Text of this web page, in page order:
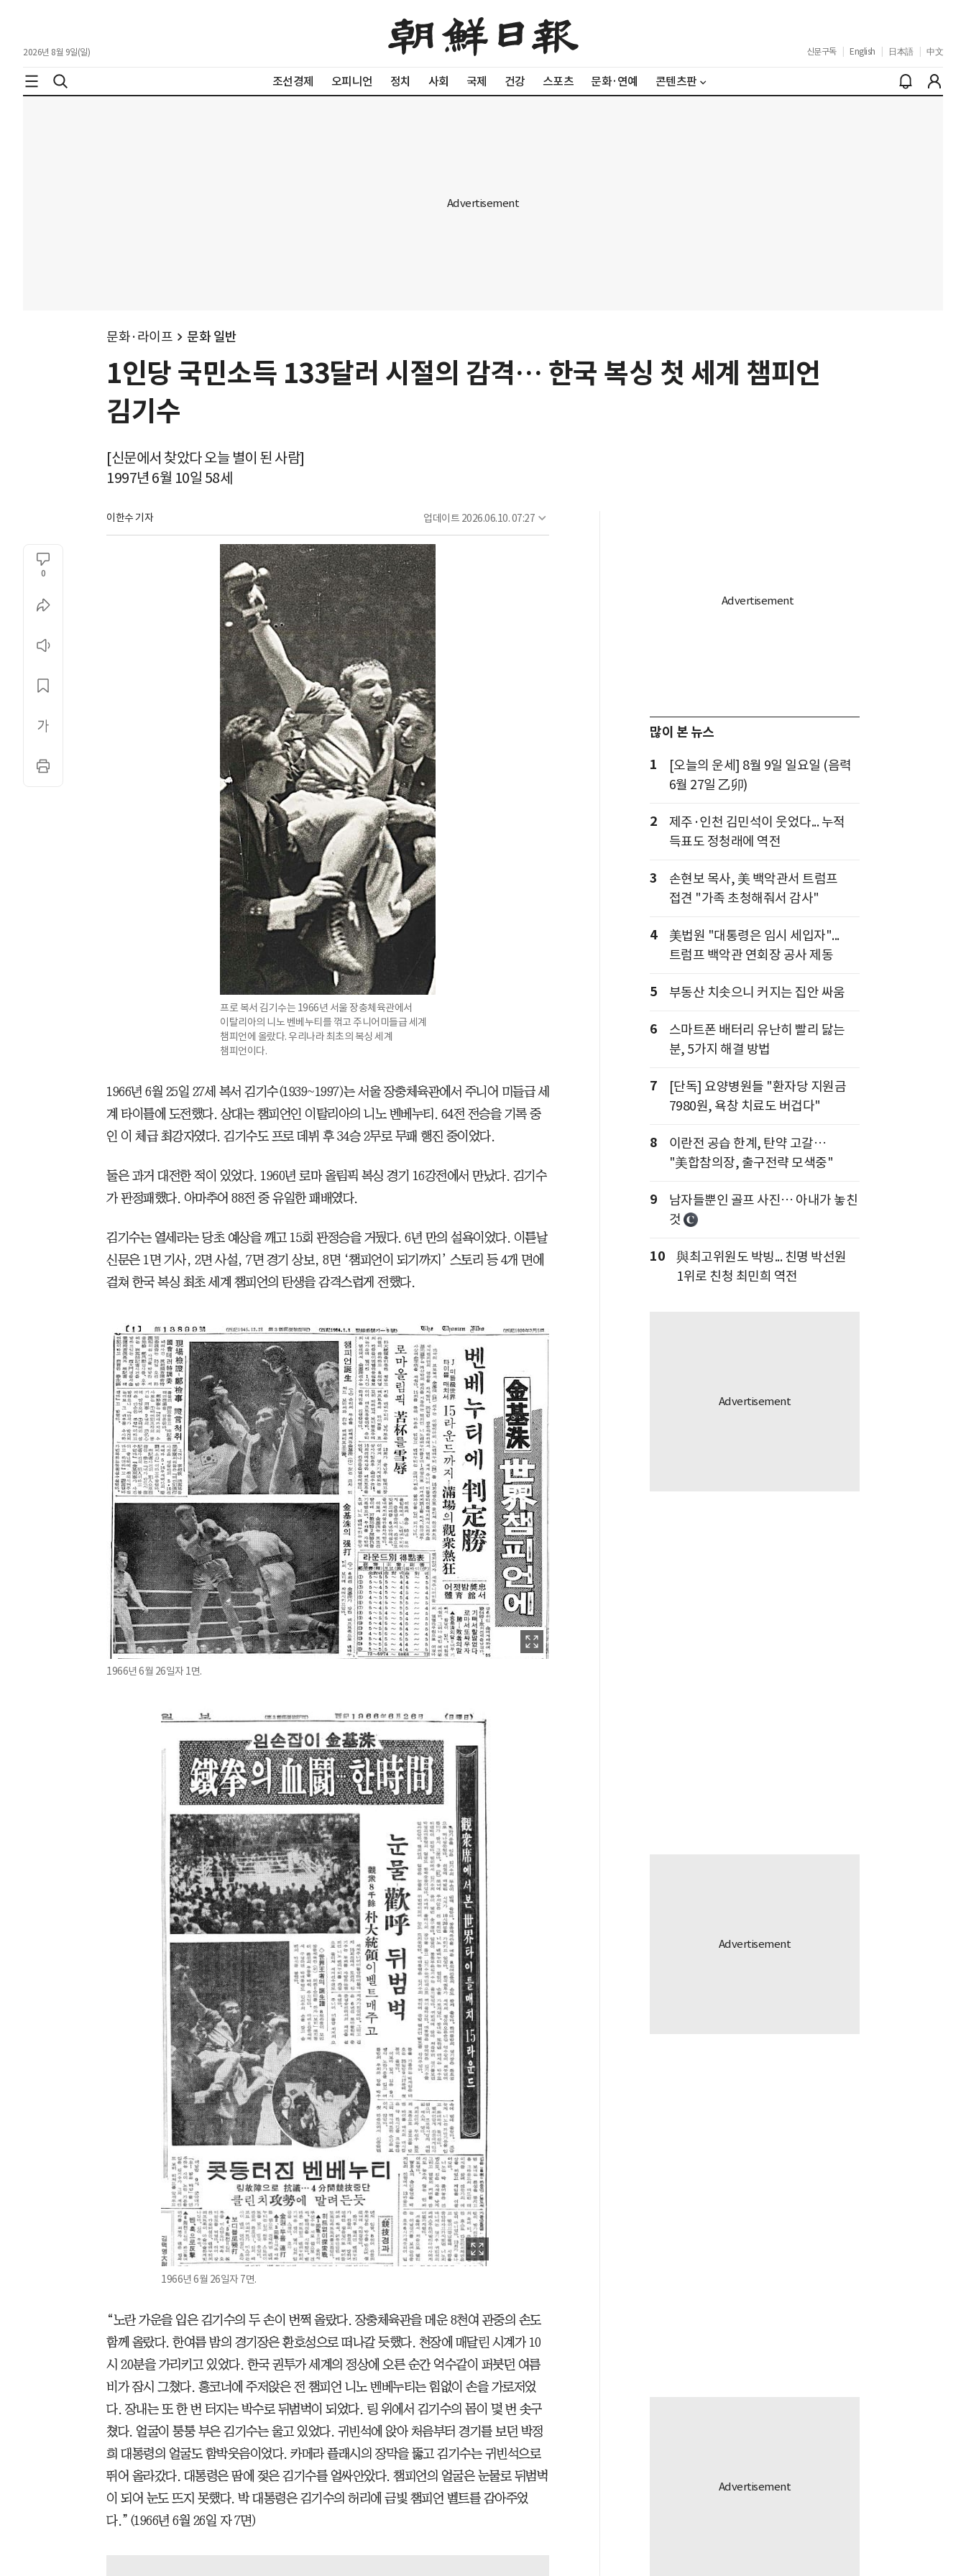
2026년 8월 9일(일) 신문구독 English 日本語 中文
조선경제 오피니언 정치 사회 국제 건강 스포츠 문화·연예 콘텐츠판
문화·라이프 문화 일반
1인당 국민소득 133달러 시절의 감격… 한국 복싱 첫 세계 챔피언
김기수
[신문에서 찾았다 오늘 별이 된 사람]
1997년 6월 10일 58세
이한수 기자 업데이트 2026.06.10. 07:27
0
프로 복서 김기수는 1966년 서울 장충체육관에서
이탈리아의 니노 벤베누티를 꺾고 주니어미들급 세계
챔피언에 올랐다. 우리나라 최초의 복싱 세계
챔피언이다.
1966년 6월 25일 27세 복서 김기수(1939~1997)는 서울 장충체육관에서 주니어 미들급 세
계 타이틀에 도전했다. 상대는 챔피언인 이탈리아의 니노 벤베누티. 64전 전승을 기록 중
인 이 체급 최강자였다. 김기수도 프로 데뷔 후 34승 2무로 무패 행진 중이었다.
둘은 과거 대전한 적이 있었다. 1960년 로마 올림픽 복싱 경기 16강전에서 만났다. 김기수
가 판정패했다. 아마추어 88전 중 유일한 패배였다.
김기수는 열세라는 당초 예상을 깨고 15회 판정승을 거뒀다. 6년 만의 설욕이었다. 이튿날
신문은 1면 기사, 2면 사설, 7면 경기 상보, 8면 ‘챔피언이 되기까지’ 스토리 등 4개 면에
걸쳐 한국 복싱 최초 세계 챔피언의 탄생을 감격스럽게 전했다.
1966년 6월 26일자 1면.
1966년 6월 26일자 7면.
“노란 가운을 입은 김기수의 두 손이 번쩍 올랐다. 장충체육관을 메운 8천여 관중의 손도
함께 올랐다. 한여름 밤의 경기장은 환호성으로 떠나갈 듯했다. 천장에 매달린 시계가 10
시 20분을 가리키고 있었다. 한국 권투가 세계의 정상에 오른 순간 억수같이 퍼붓던 여름
비가 잠시 그쳤다. 홍코너에 주저앉은 전 챔피언 니노 벤베누티는 힘없이 손을 가로저었
다. 장내는 또 한 번 터지는 박수로 뒤범벅이 되었다. 링 위에서 김기수의 몸이 몇 번 솟구
쳤다. 얼굴이 퉁퉁 부은 김기수는 울고 있었다. 귀빈석에 앉아 처음부터 경기를 보던 박정
희 대통령의 얼굴도 함박웃음이었다. 카메라 플래시의 장막을 뚫고 김기수는 귀빈석으로
뛰어 올라갔다. 대통령은 땀에 젖은 김기수를 얼싸안았다. 챔피언의 얼굴은 눈물로 뒤범벅
이 되어 눈도 뜨지 못했다. 박 대통령은 김기수의 허리에 금빛 챔피언 벨트를 감아주었
다.”(1966년 6월 26일 자 7면)
많이 본 뉴스
1
[오늘의 운세] 8월 9일 일요일 (음력
6월 27일 乙卯)
2
제주·인천 김민석이 웃었다... 누적
득표도 정청래에 역전
3
손현보 목사, 美 백악관서 트럼프
접견 "가족 초청해줘서 감사"
4
美법원 "대통령은 임시 세입자"...
트럼프 백악관 연회장 공사 제동
5 부동산 치솟으니 커지는 집안 싸움
6
스마트폰 배터리 유난히 빨리 닳는
분, 5가지 해결 방법
7
[단독] 요양병원들 "환자당 지원금
7980원, 욕창 치료도 버겁다"
8
이란전 공습 한계, 탄약 고갈…
"美합참의장, 출구전략 모색중"
9
남자들뿐인 골프 사진… 아내가 놓친
것
10
與최고위원도 박빙... 친명 박선원
1위로 친청 최민희 역전